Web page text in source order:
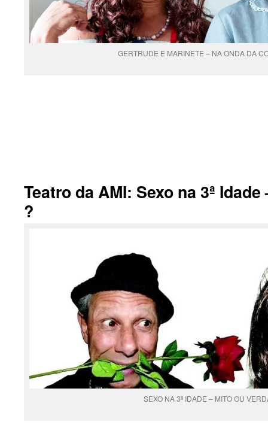
GERTRUDE E MARINETE – NA ONDA DA
Teatro da AMI: Sexo na 3ª
?
SEXO NA 3ª IDADE – MITO OU